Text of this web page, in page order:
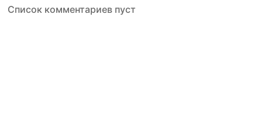
Cписок комментариев пуст